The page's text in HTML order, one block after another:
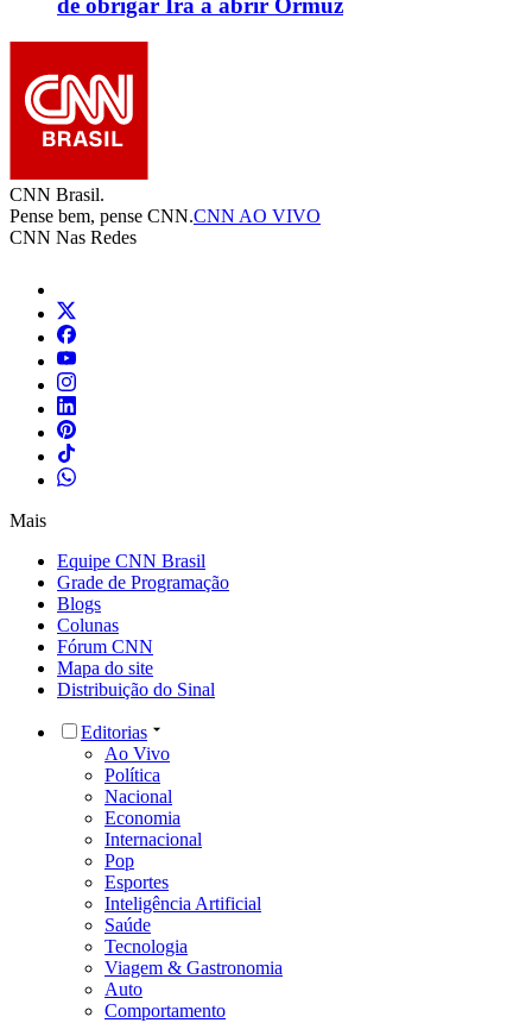
de obrigar Irã a abrir Ormuz
CNN Brasil.
Pense bem, pense CNN.CNN AO VIVO
CNN Nas Redes
Mais
Equipe CNN Brasil
Grade de Programação
Blogs
Colunas
Fórum CNN
Mapa do site
Distribuição do Sinal
Editorias
Ao Vivo
Política
Nacional
Economia
Internacional
Pop
Esportes
Inteligência Artificial
Saúde
Tecnologia
Viagem & Gastronomia
Auto
Comportamento